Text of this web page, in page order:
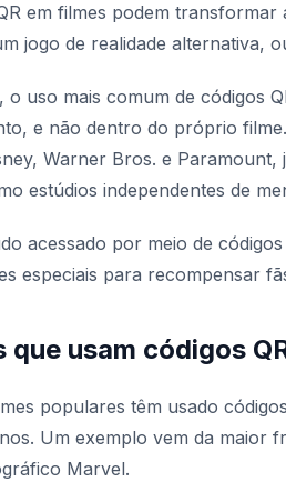
em filmes podem
jogo de realidade alternativa,
o uso mais comum de códigos
e não dentro do próprio
Warner Bros. e
estúdios independentes de
acessado por meio de
especiais para recompensar
que usam códigos
populares têm usado
Um exemplo vem da maior
Marvel.